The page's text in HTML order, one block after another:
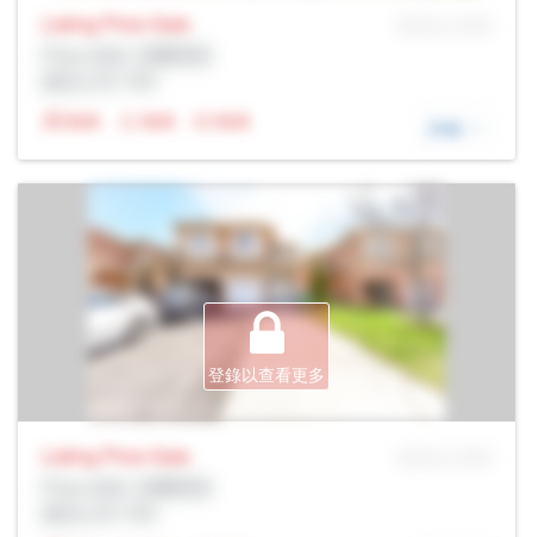
Listing Price Sale
N/A
N/A N/A 詳細
登錄以查看更多
Listing Price Sale